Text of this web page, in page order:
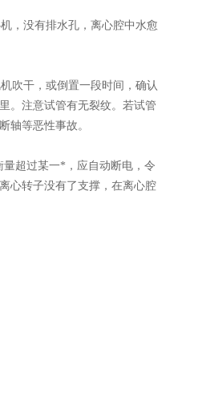
，没有排水孔，离心腔中水愈
吹干，或倒置一段时间，确认
。注意试管有无裂纹。若试管
轴等恶性事故。
超过某一*，应自动断电，令
心转子没有了支撑，在离心腔